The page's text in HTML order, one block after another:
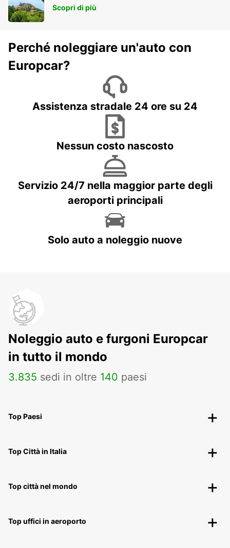
Scopri di più
Perché noleggiare un'auto con
Europcar?
Assistenza stradale 24 ore su 24
Nessun costo nascosto
Servizio 24/7 nella maggior parte degli
aeroporti principali
Solo auto a noleggio nuove
Noleggio auto e furgoni Europcar
in tutto il mondo
3.835 sedi in oltre 140 paesi
Top Paesi
Top Città in Italia
Top città nel mondo
Top uffici in aeroporto